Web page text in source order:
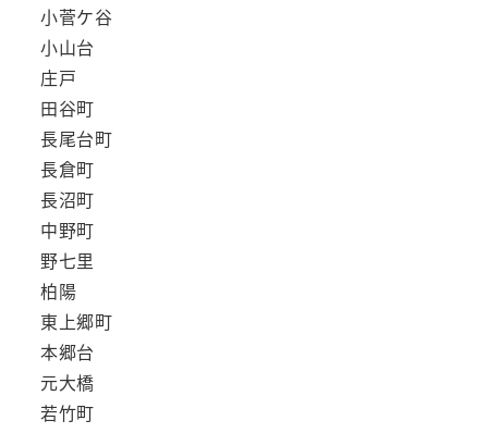
小菅ケ谷
小山台
庄戸
田谷町
長尾台町
長倉町
長沼町
中野町
野七里
柏陽
東上郷町
本郷台
元大橋
若竹町